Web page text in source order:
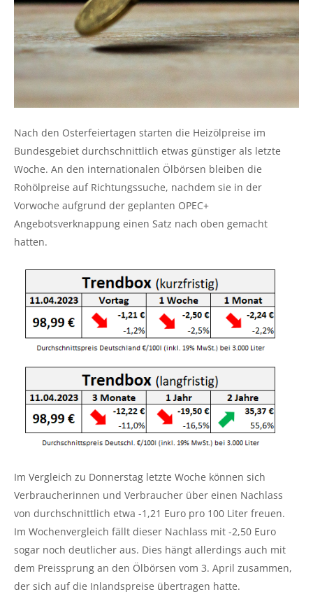
Nach den Osterfeiertagen starten die Heizölpreise im
Bundesgebiet durchschnittlich etwas günstiger als letzte
Woche. An den internationalen Ölbörsen bleiben die
Rohölpreise auf Richtungssuche, nachdem sie in der
Vorwoche aufgrund der geplanten OPEC+
Angebotsverknappung einen Satz nach oben gemacht
hatten.
Im Vergleich zu Donnerstag letzte Woche können sich
Verbraucherinnen und Verbraucher über einen Nachlass
von durchschnittlich etwa -1,21 Euro pro 100 Liter freuen.
Im Wochenvergleich fällt dieser Nachlass mit -2,50 Euro
sogar noch deutlicher aus. Dies hängt allerdings auch mit
dem Preissprung an den Ölbörsen vom 3. April zusammen,
der sich auf die Inlandspreise übertragen hatte.